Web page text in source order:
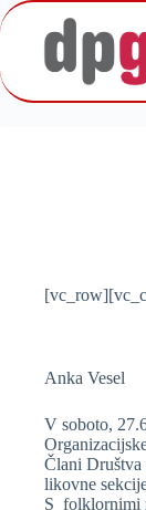
Skip
to
Anka Vesel
V soboto,
Člani Društva
likovne
S folklornimi